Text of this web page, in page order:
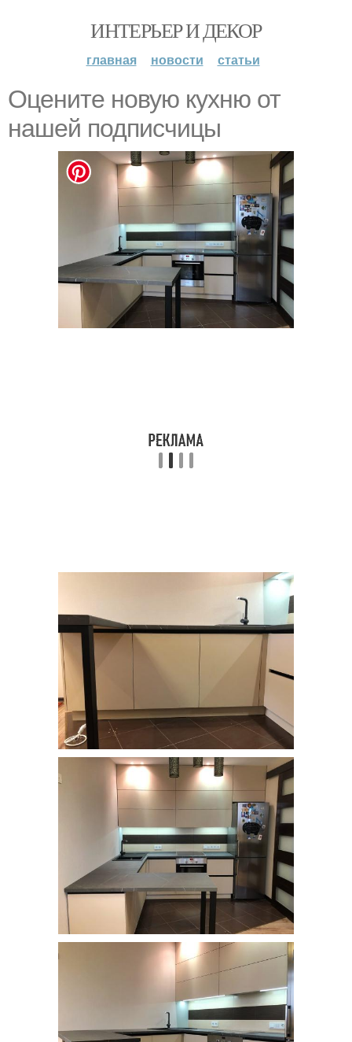
ИНТЕРЬЕР И ДЕКОР
главная новости статьи
Оцените новую кухню от
нашей подписчицы